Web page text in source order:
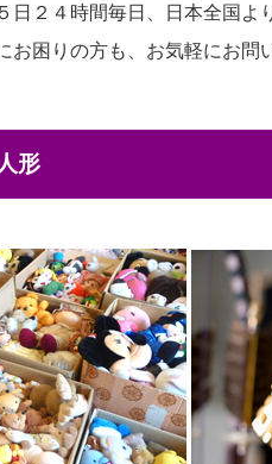
日２４時間毎日、日本全国
お困りの方も、お気軽にお問
形